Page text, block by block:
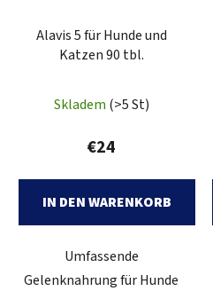
Alavis 5 für Hunde und
Katzen 90 tbl.
durchschnittliche
Produktbewertung
3,7
von
Sternen.
Skladem (>5 St)
€24
IN DEN WARENKORB
Umfassende
Gelenknahrung für Hunde